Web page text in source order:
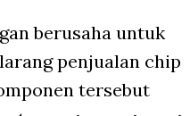
berusaha untuk
penjualan chip
tersebut